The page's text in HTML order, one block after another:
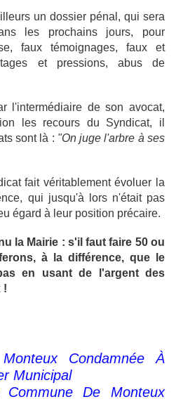
un dossier pénal, qui sera
les prochains jours, pour
faux témoignages, faux et
et pressions, abus de
l'intermédiaire de son avocat,
les recours du Syndicat, il
sont là : "On juge l'arbre à ses
fait véritablement évoluer la
qui jusqu'à lors n'était pas
égard à leur position précaire.
la Mairie : s'il faut faire 50 ou
à la différence, que le
en usant de l'argent des
!
Condamnée À
Municipal
De Monteux